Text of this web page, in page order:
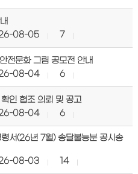
08-05 7
전문화 그림 공모전 안내
08-04 6
인 협조 의뢰 및 공고
08-04 6
서(26년 7월) 송달불능분 공시송
08-03 14